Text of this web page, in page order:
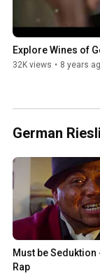
Explore Wines of
32K views • 8 years
German
Must be Seduktion
Rap